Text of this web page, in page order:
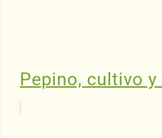
Pepino, cultivo